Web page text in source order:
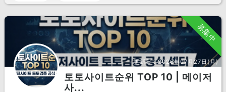
募集中
更新日：2026年07月27日(月)
토토사이트순위 TOP 10 | 메이저
사...